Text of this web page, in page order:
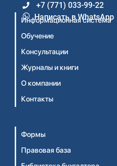
+7 (771) 033-99-22
Написать в WhatsApp
Информационная система
Обучение
Консультации
Журналы и книги
О компании
Контакты
Формы
Правовая база